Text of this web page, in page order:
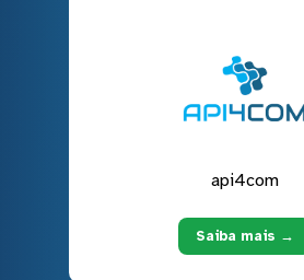
api4com
Saiba mais →